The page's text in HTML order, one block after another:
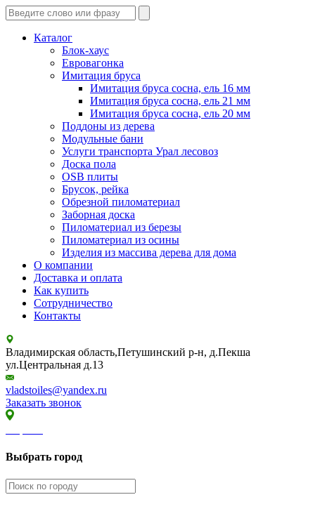
Каталог
Блок-хаус
Евровагонка
Имитация бруса
Имитация бруса сосна, ель 16 мм
Имитация бруса сосна, ель 21 мм
Имитация бруса сосна, ель 20 мм
Поддоны из дерева
Модульные бани
Услуги транспорта Урал лесовоз
Доска пола
OSB плиты
Брусок, рейка
Обрезной пиломатериал
Заборная доска
Пиломатериал из березы
Пиломатериал из осины
Изделия из массива дерева для дома
О компании
Доставка и оплата
Как купить
Сотрудничество
Контакты
Владимирская область,Петушинский р-н, д.Пекша
ул.Центральная д.13
vladstoiles@yandex.ru
Заказать звонок
Выбрать город